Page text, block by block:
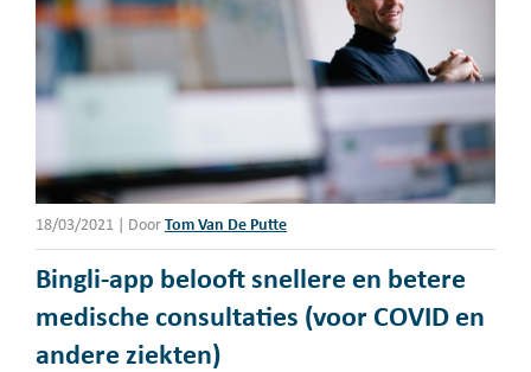
18/03/2021 Door Tom Van De Putte
Bingli-app belooft snellere en betere
medische consultaties (voor COVID en
andere ziekten)